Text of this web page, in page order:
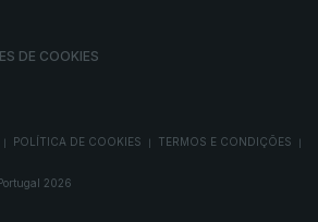
DE COOKIES
POLÍTICA DE COOKIES TERMOS E CONDIÇÕES
2026